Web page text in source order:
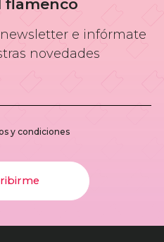
flamenco
e infórmate
novedades
y condiciones